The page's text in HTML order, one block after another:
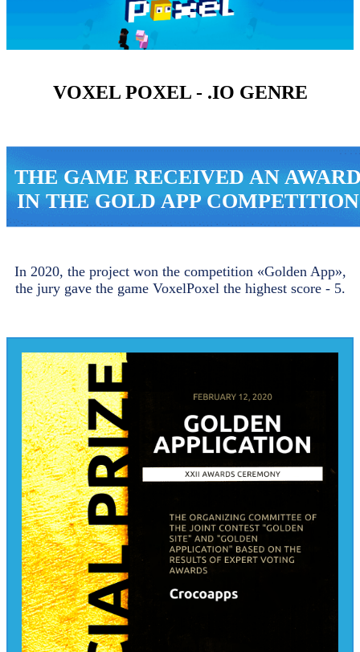
VOXEL POXEL - .IO GENRE
THE GAME RECEIVED AN
IN THE GOLD APP COMPETITION
In 2020, the project won the competition «Golden App»,
the jury gave the game VoxelPoxel the highest score - 5.